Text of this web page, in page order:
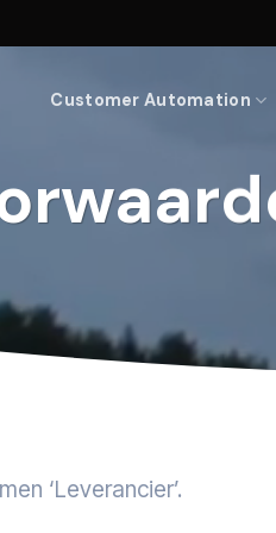
Customer Automation
‘Leverancier’.